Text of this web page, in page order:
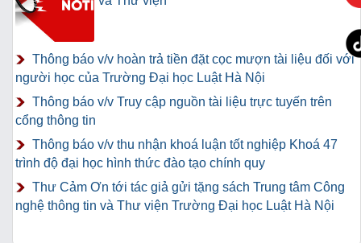
Thông báo v/v hoàn trả tiền đặt cọc mượn tài liệu đối với
người học của Trường Đại học Luật Hà Nội
Thông báo v/v Truy cập nguồn tài liệu trực tuyến trên
cổng thông tin
Thông báo v/v thu nhận khoá luận tốt nghiệp Khoá 47
trình độ đại học hình thức đào tạo chính quy
Thư Cảm Ơn tới tác giả gửi tặng sách Trung tâm Công
nghệ thông tin và Thư viện Trường Đại học Luật Hà Nội